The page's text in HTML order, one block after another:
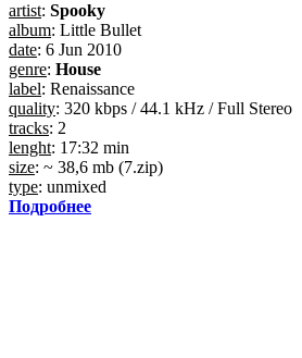
artist: Spooky
album: Little Bullet
date: 6 Jun 2010
genre: House
label: Renaissance
quality: 320 kbps / 44.1 kHz / Full Stereo
tracks: 2
lenght: 17:32 min
size: ~ 38,6 mb (7.zip)
type: unmixed
Подробнее